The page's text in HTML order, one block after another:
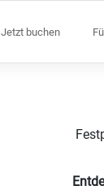
Jetzt buchen